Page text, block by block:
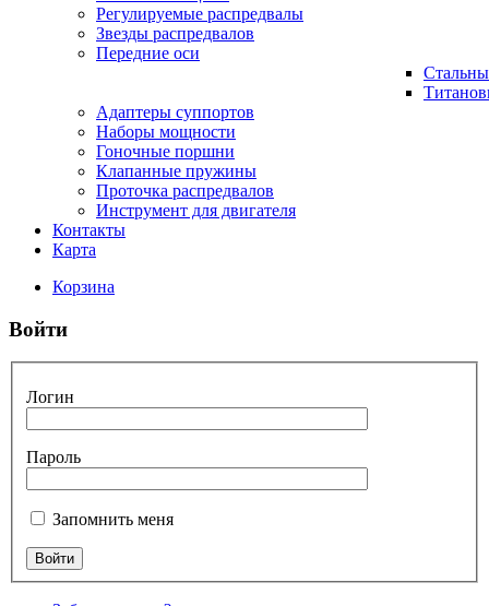
Регулируемые распредвалы
Звезды распредвалов
Передние оси
Адаптеры суппортов
Наборы мощности
Гоночные поршни
Клапанные пружины
Проточка распредвалов
Инструмент для двигателя
Контакты
Карта
Корзина
Войти
Логин
Пароль
Запомнить меня